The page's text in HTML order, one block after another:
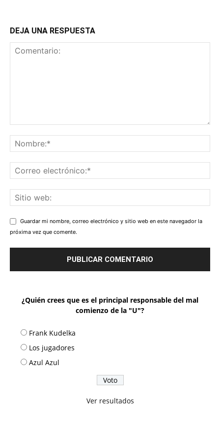
DEJA UNA RESPUESTA
Guardar mi nombre, correo electrónico y sitio web en este navegador la
próxima vez que comente.
¿Quién crees que es el principal responsable del mal
comienzo de la "U"?
Frank Kudelka
Los jugadores
Azul Azul
Ver resultados